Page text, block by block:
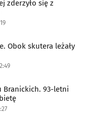
zderzyło się z
Obok skutera leżały
Branickich. 93-letni